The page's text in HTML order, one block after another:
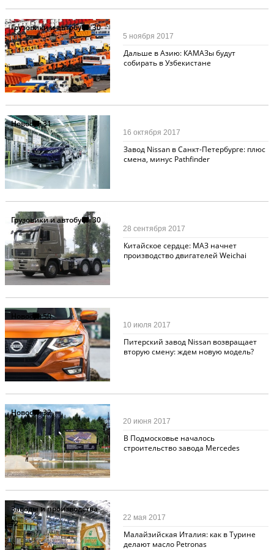
Грузовики и автобусы30
Дальше в Азию: КАМАЗы будут
собирать в Узбекистане
5 ноября 2017
Новости31
Завод Nissan в Санкт-Петербурге: плюс
смена, минус Pathfinder
16 октября 2017
Грузовики и автобусы30
Китайское сердце: МАЗ начнет
производство двигателей Weichai
28 сентября 2017
Новости50
Питерский завод Nissan возвращает
вторую смену: ждем новую модель?
10 июля 2017
Новости32
В Подмосковье началось
строительство завода Mercedes
20 июня 2017
Заводы и производства
12
Малайзийская Италия: как в Турине
делают масло Petronas
22 мая 2017